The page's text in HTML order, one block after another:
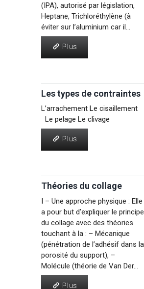
(IPA), autorisé par législation,
Heptane, Trichloréthylène (à
éviter sur l’aluminium car il...
Plus
Plus
Les types de contraintes
L’arrachement Le cisaillement
Le pelage Le clivage
Plus
Plus
Théories du collage
I – Une approche physique : Elle
a pour but d’expliquer le principe
du collage avec des théories
touchant à la : – Mécanique
(pénétration de l’adhésif dans la
porosité du support), –
Molécule (théorie de Van Der...
Plus
Plus